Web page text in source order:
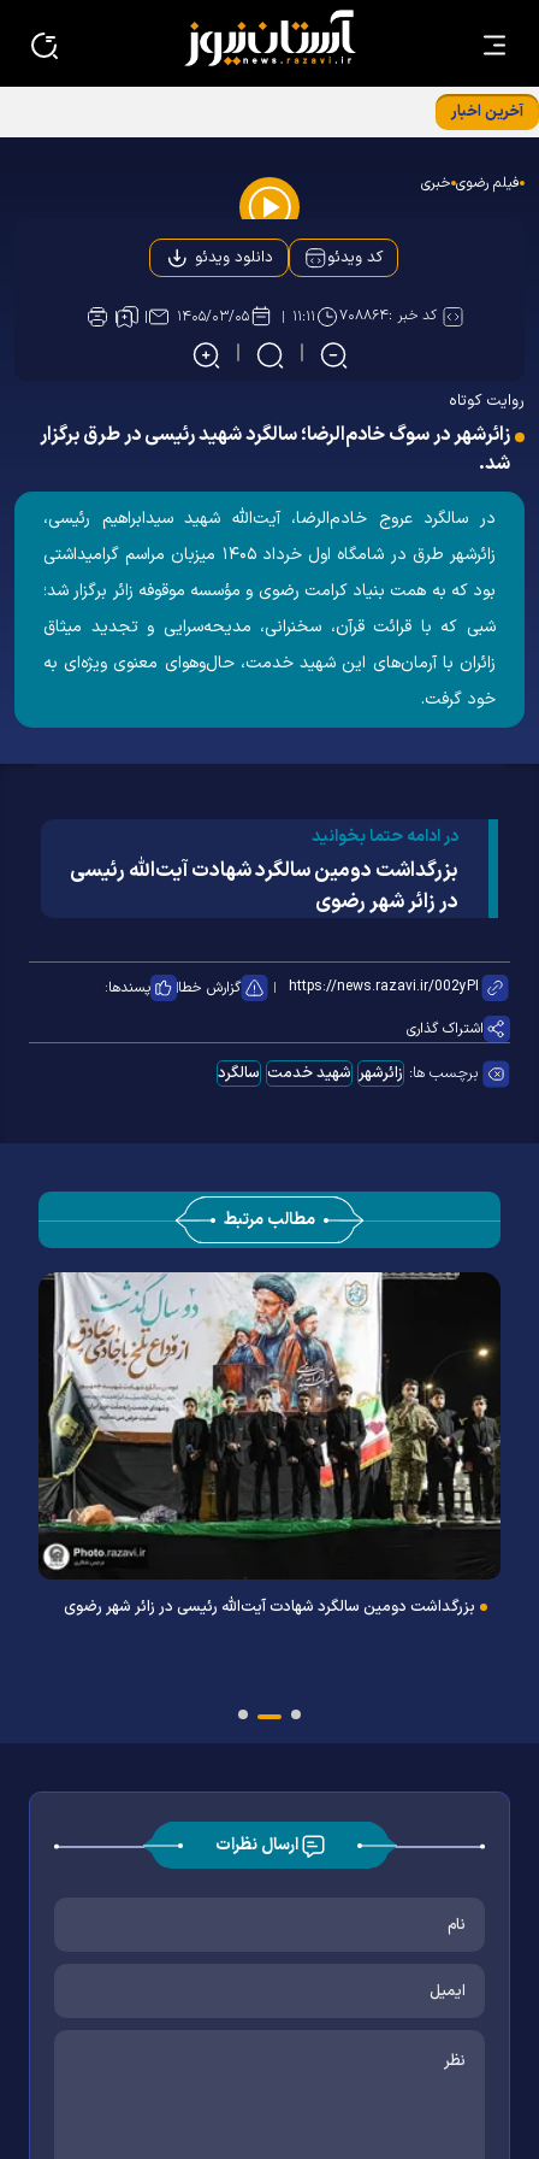
آخرین اخبار
استان‌ها در بنیادپژوهش های استان قدس رضوی
فیلم رضوی خبری
Play
Video
کد ویدئو دانلود ویدئو
کد خبر :۷۰۸۸۶۴ ۱۱:۱۱ ۱۴۰۵/۰۳/۰۵
روایت کوتاه
زائرشهر در سوگ خادم‌الرضا؛ سالگرد شهید رئیسی در طرق برگزار
شد.
در سالگرد عروج خادم‌الرضا، آیت‌الله شهید سیدابراهیم رئیسی،
زائرشهر طرق در شامگاه اول خرداد ۱۴۰۵ میزبان مراسم گرامیداشتی
بود که به همت بنیاد کرامت رضوی و مؤسسه موقوفه زائر برگزار شد؛
شبی که با قرائت قرآن، سخنرانی، مدیحه‌سرایی و تجدید میثاق
زائران با آرمان‌های این شهید خدمت، حال‌وهوای معنوی ویژه‌ای به
خود گرفت.
در ادامه حتما بخوانید
بزرگداشت دومین سالگرد شهادت آیت‌الله رئیسی
در زائر شهر رضوی
گزارش خطا
پسندها:
اشتراک گذاری
برچسب ها: زائرشهر شهید خدمت سالگرد
مطالب مرتبط
بزرگداشت دومین سالگرد شهادت آیت‌الله رئیسی در زائر شهر رضوی
ارسال نظرات